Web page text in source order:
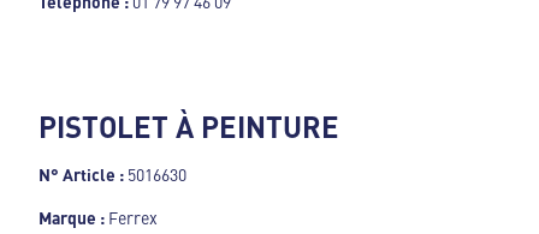
PISTOLET À PEINTURE
N° Article : 5016630
Marque : Ferrex